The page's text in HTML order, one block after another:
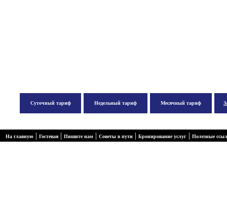
Суточный тариф Недельный тариф Месячный тариф
На главную | Гостевая | Пишите нам | Советы в пути | Бронирование услуг | Полезные